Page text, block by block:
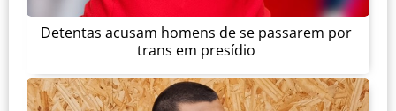
Detentas acusam homens de se passarem por
trans em presídio